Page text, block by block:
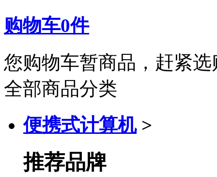
购物车0件
您购物车暂商品，赶紧选
全部商品分类
便携式计算机 >
推荐品牌